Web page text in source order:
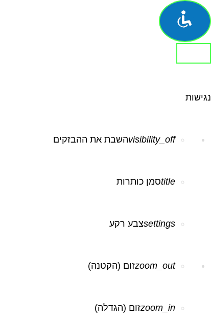
נגישות
visibility_offהשבת את ההבזקים
titleסמן כותרות
settingsצבע רקע
zoom_outזום (הקטנה)
zoom_inזום (הגדלה)